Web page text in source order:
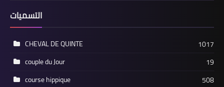
التسميات
CHEVAL DE QUINTE
1017
couple du Jour
19
course hippique
508